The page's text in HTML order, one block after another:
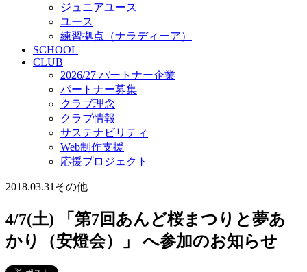
ジュニアユース
ユース
練習拠点（ナラディーア）
SCHOOL
CLUB
2026/27 パートナー企業
パートナー募集
クラブ理念
クラブ情報
サステナビリティ
Web制作支援
応援プロジェクト
2018.03.31 その他
4/7(土) 「第7回あんど桜まつりと夢あ
かり（安燈会）」 へ参加のお知らせ